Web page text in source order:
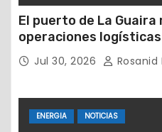
El puerto de La
operaciones logísticas
devastadores
Jul 30, 2026
ENERGIA NOTICIAS